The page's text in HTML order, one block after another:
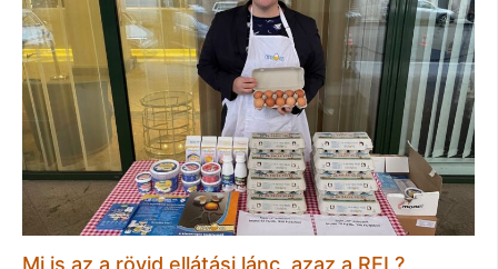
Mi is az a rövid ellátási lánc, azaz a REL?